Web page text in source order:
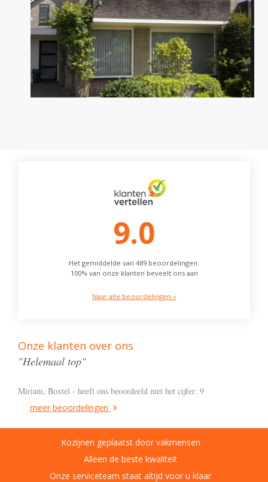
9.0
Het gemiddelde van 489 beoordelingen.
100% van onze klanten beveelt ons aan
Naar alle beoordelingen »
Onze klanten over ons
"Helemaal top"
Miriam, Boxtel - heeft ons beoordeeld met het cijfer: 9
meer beoordelingen
Kozijnen geplaatst door vakmensen
Alleen de beste kwaliteit
Onze serviceteam staat altijd voor u klaar